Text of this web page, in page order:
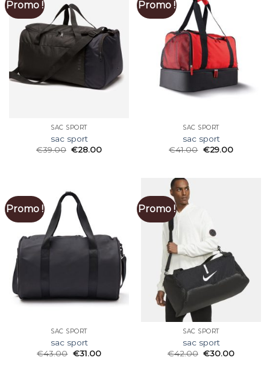
Promo !
SAC SPORT
sac sport
€39.00 €28.00
Promo !
SAC SPORT
sac sport
€41.00 €29.00
Promo !
SAC SPORT
sac sport
€43.00 €31.00
Promo !
SAC SPORT
sac sport
€42.00 €30.00